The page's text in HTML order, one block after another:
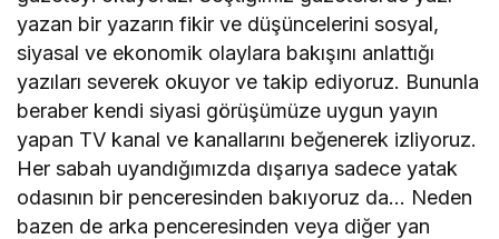
yazan bir yazarın fikir ve düşüncelerini sosyal,
siyasal ve ekonomik olaylara bakışını anlattığı
yazıları severek okuyor ve takip ediyoruz. Bununla
beraber kendi siyasi görüşümüze uygun yayın
yapan TV kanal ve kanallarını beğenerek izliyoruz.
Her sabah uyandığımızda dışarıya sadece yatak
odasının bir penceresinden bakıyoruz da… Neden
bazen de arka penceresinden veya diğer yan